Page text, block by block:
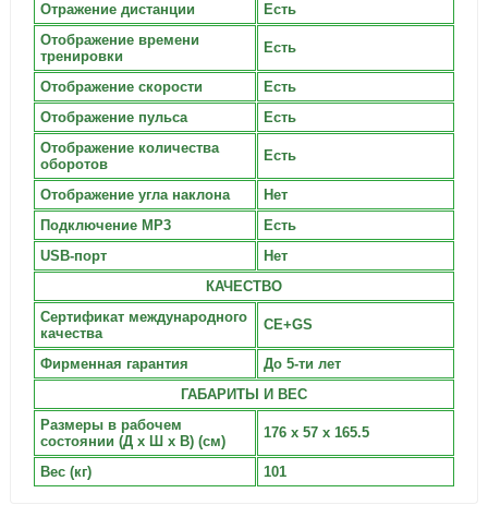
Отражение дистанции
Есть
Отображение времени
тренировки
Есть
Отображение скорости
Есть
Отображение пульса
Есть
Отображение количества
оборотов
Есть
Отображение угла наклона
Нет
Подключение MP3
Есть
USB-порт
Нет
КАЧЕСТВО
Сертификат международного
качества
CE+GS
Фирменная гарантия
До 5-ти лет
ГАБАРИТЫ И ВЕС
Размеры в рабочем
состоянии (Д х Ш х В) (см)
176 х 57 х 165.5
Вес (кг) 101